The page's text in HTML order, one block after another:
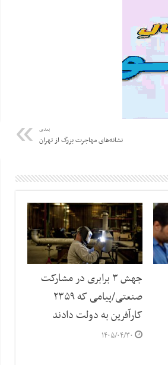
بعدی
نشانه‌های مهاجرت بزرگ از تهران
جهش ۳ برابری در مشارکت
صنعتی/پیامی که ۲۳۵۹
کارآفرین به دولت دادند
۱۴۰۵/۰۴/۳۰